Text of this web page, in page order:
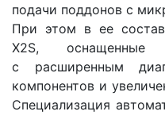
подачи поддонов с
При этом в ее
X2S, оснащенные
с расширенным
компонентов и
Специализация